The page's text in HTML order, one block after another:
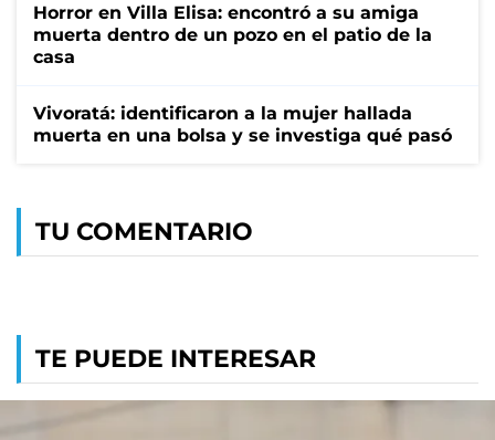
Horror en Villa Elisa: encontró a su amiga
muerta dentro de un pozo en el patio de la
casa
Vivoratá: identificaron a la mujer hallada
muerta en una bolsa y se investiga qué pasó
TU COMENTARIO
TE PUEDE INTERESAR